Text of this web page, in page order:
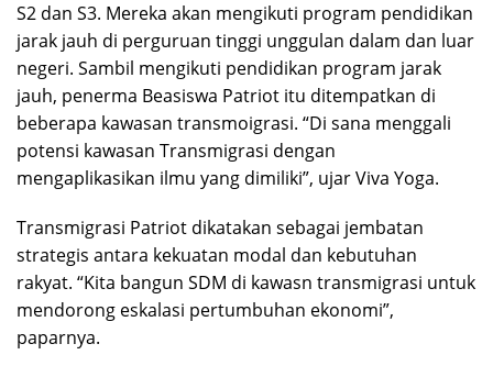
S2 dan S3. Mereka akan mengikuti program pendidikan
jarak jauh di perguruan tinggi unggulan dalam dan luar
negeri. Sambil mengikuti pendidikan program jarak
jauh, penerma Beasiswa Patriot itu ditempatkan di
beberapa kawasan transmoigrasi. “Di sana menggali
potensi kawasan Transmigrasi dengan
mengaplikasikan ilmu yang dimiliki”, ujar Viva Yoga.
Transmigrasi Patriot dikatakan sebagai jembatan
strategis antara kekuatan modal dan kebutuhan
rakyat. “Kita bangun SDM di kawasn transmigrasi untuk
mendorong eskalasi pertumbuhan ekonomi”,
paparnya.